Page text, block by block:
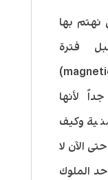
نهتم بها
فترة
مغناطيسية العالم (magnetic earth)
لأنها
وكيف
الآن لا
الملوك